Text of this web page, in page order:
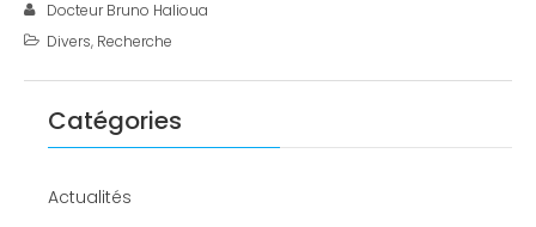
Docteur Bruno Halioua
Divers, Recherche
Catégories
Actualités